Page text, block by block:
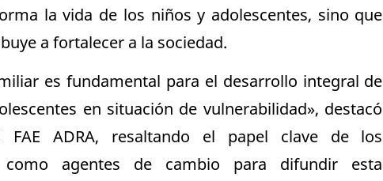
la vida de los niños y adolescentes, sino que
a fortalecer a la sociedad.
es fundamental para el desarrollo integral de
en situación de vulnerabilidad», destacó
FAE ADRA, resaltando el papel clave de los
como agentes de cambio para difundir esta